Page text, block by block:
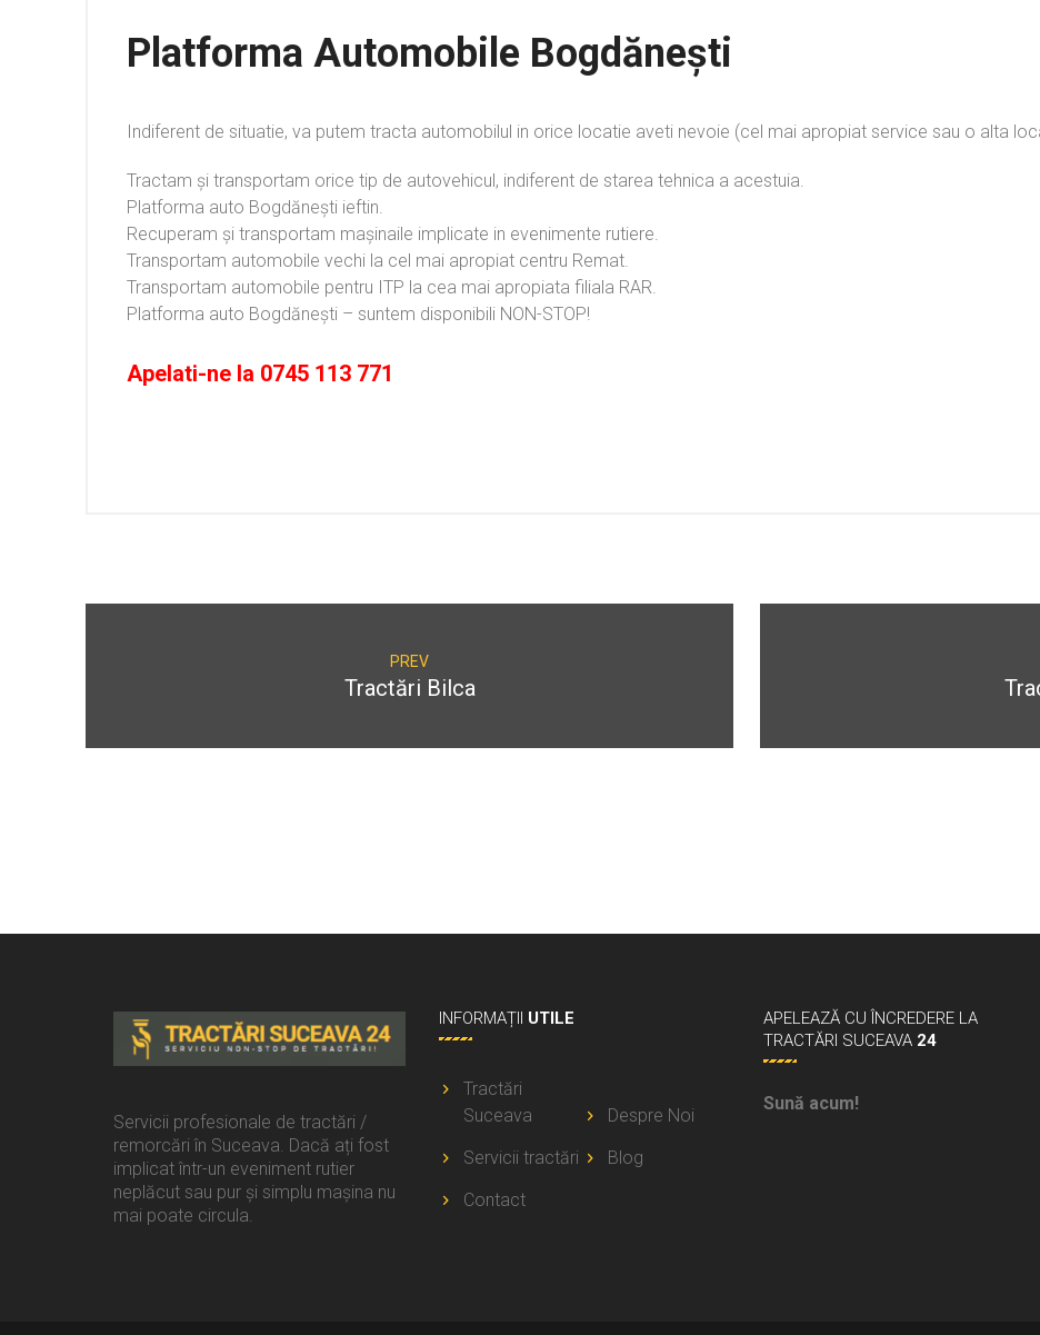
Platforma Automobile Bogdănești
Indiferent de situatie, va putem tracta automobilul in orice locatie aveti nevoie (cel mai apropiat service sau o alta
Tractam și transportam orice tip de autovehicul, indiferent de starea tehnica a acestuia.
Platforma auto Bogdănești ieftin.
Recuperam și transportam mașinaile implicate in evenimente rutiere.
Transportam automobile vechi la cel mai apropiat centru Remat.
Transportam automobile pentru ITP la cea mai apropiata filiala RAR.
Platforma auto Bogdănești – suntem disponibili NON-STOP!
Apelati-ne la 0745 113 771
PREV
Tractări Bilca
Servicii profesionale de tractări /
remorcări în Suceava. Dacă ați fost
implicat într-un eveniment rutier
neplăcut sau pur și simplu mașina nu
mai poate circula.
INFORMAȚII UTILE
Tractări
Suceava
Despre Noi
Servicii tractări
Blog
Contact
APELEAZĂ CU ÎNCREDERE LA
TRACTĂRI SUCEAVA 24
Sună acum!